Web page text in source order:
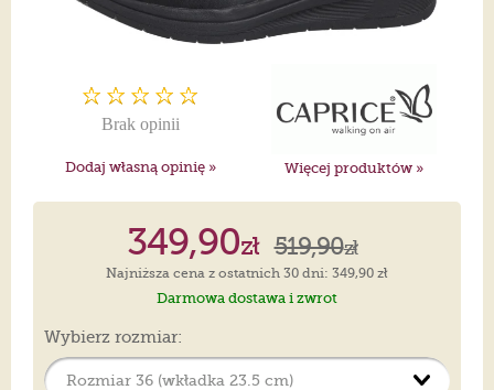
Brak opinii
Dodaj własną opinię » Więcej produktów »
349,90zł 519,90zł
Najniższa cena z ostatnich 30 dni: 349,90 zł
Darmowa dostawa i zwrot
Wybierz rozmiar: